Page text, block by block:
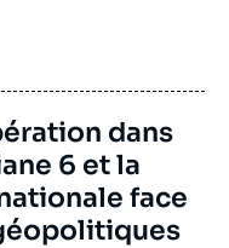
dans
6 et la
face